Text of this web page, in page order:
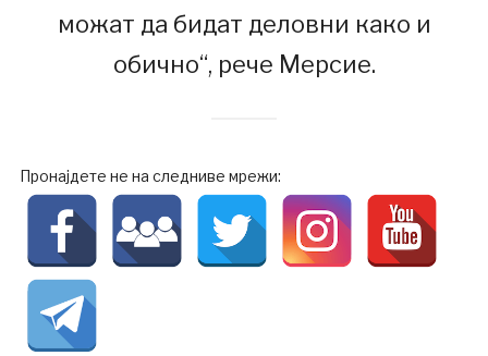
можат да бидат деловни како и
обично“, рече Мерсие.
Пронајдете не на следниве мрежи: